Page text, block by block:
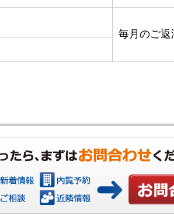
毎月のご返